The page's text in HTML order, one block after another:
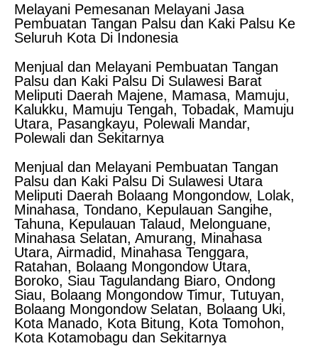
Melayani Pemesanan Melayani Jasa
Pembuatan Tangan Palsu dan Kaki Palsu Ke
Seluruh Kota Di Indonesia
Menjual dan Melayani Pembuatan Tangan
Palsu dan Kaki Palsu Di Sulawesi Barat
Meliputi Daerah Majene, Mamasa, Mamuju,
Kalukku, Mamuju Tengah, Tobadak, Mamuju
Utara, Pasangkayu, Polewali Mandar,
Polewali dan Sekitarnya
Menjual dan Melayani Pembuatan Tangan
Palsu dan Kaki Palsu Di Sulawesi Utara
Meliputi Daerah Bolaang Mongondow, Lolak,
Minahasa, Tondano, Kepulauan Sangihe,
Tahuna, Kepulauan Talaud, Melonguane,
Minahasa Selatan, Amurang, Minahasa
Utara, Airmadid, Minahasa Tenggara,
Ratahan, Bolaang Mongondow Utara,
Boroko, Siau Tagulandang Biaro, Ondong
Siau, Bolaang Mongondow Timur, Tutuyan,
Bolaang Mongondow Selatan, Bolaang Uki,
Kota Manado, Kota Bitung, Kota Tomohon,
Kota Kotamobagu dan Sekitarnya